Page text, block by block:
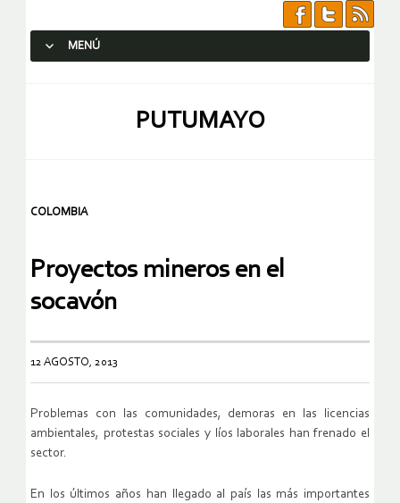
MENÚ
PUTUMAYO
COLOMBIA
Proyectos mineros en el
socavón
12 AGOSTO, 2013
Problemas con las comunidades, demoras en las licencias
ambientales, protestas sociales y líos laborales han frenado el
sector.
En los últimos años han llegado al país las más importantes